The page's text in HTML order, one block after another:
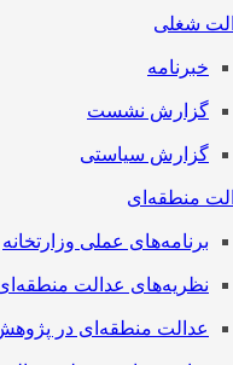
شغلی
خبرنامه
گزارش نشست
گزارش سیاستی
منطقه‌ای
برنامه‌های عملی وزارتخانه
نظریه‌های عدالت
عدالت منطقه‌ای در